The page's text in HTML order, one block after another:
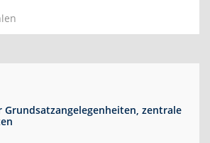
Grundsatzangelegenheiten, zentrale